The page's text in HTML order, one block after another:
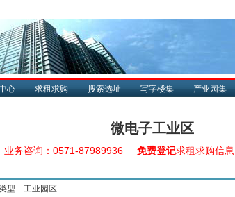
心 求租求购 搜索选址 写字楼集 产业园集
微电子工业区
业务咨询：0571-87989936 免费登记求租求购信息
型:
工业园区